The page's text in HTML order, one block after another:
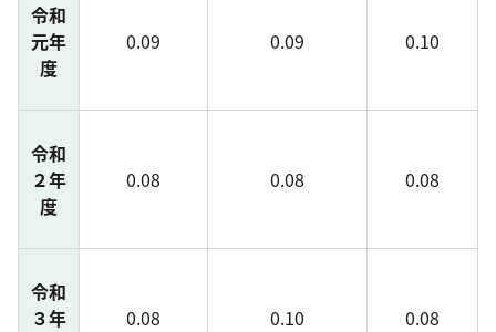
令和
元年
度
0.09 0.09 0.10
令和
２年
度
0.08 0.08 0.08
令和
３年
0.08 0.10 0.08